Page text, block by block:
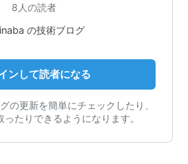
8人の読者
の技術ブログ
ンして読者になる
の更新を簡単にチェックしたり、
たりできるようになります。